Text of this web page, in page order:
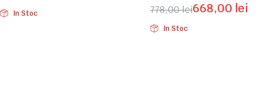
In Stoc 778,00lei
Prețul
inițial
668,00 lei
Prețul
curent
In Stoc